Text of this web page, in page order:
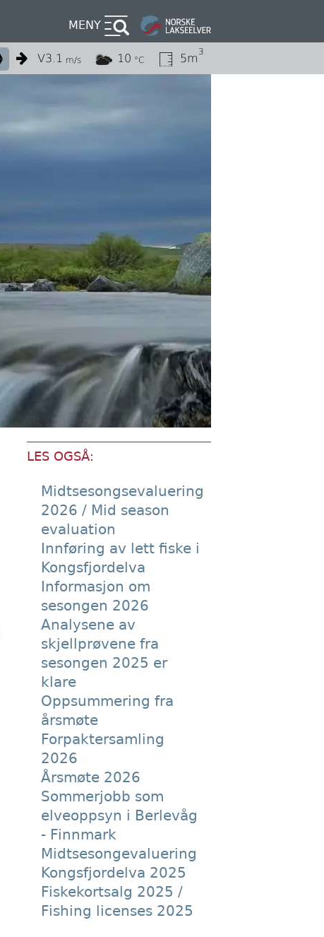
MENY
V3.1 m/s 10 °C 5m 3
LES OGSÅ:
Midtsesongsevaluering
2026 / Mid season
evaluation
Innføring av lett fiske i
Kongsfjordelva
Informasjon om
sesongen 2026
Analysene av
skjellprøvene fra
sesongen 2025 er
klare
Oppsummering fra
årsmøte
Forpaktersamling
2026
Årsmøte 2026
Sommerjobb som
elveoppsyn i Berlevåg
- Finnmark
Midtsesongevaluering
Kongsfjordelva 2025
Fiskekortsalg 2025 /
Fishing licenses 2025